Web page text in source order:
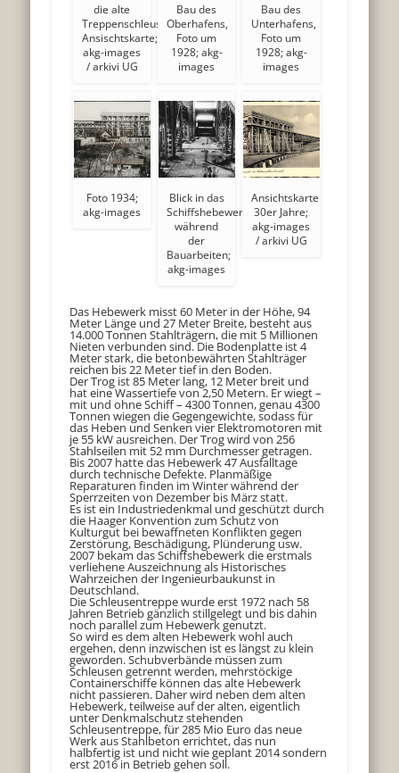
die alte
Treppenschleuse,
Ansischtskarte;
akg-images
/ arkivi UG
Bau des
Oberhafens,
Foto um
1928; akg-
images
Bau des
Unterhafens,
Foto um
1928; akg-
images
Foto 1934;
akg-images
Blick in das
Schiffshebewerk
während
der
Bauarbeiten;
akg-images
Ansichtskarte
30er Jahre;
akg-images
/ arkivi UG
Das Hebewerk misst 60 Meter in der Höhe, 94
Meter Länge und 27 Meter Breite, besteht aus
14.000 Tonnen Stahlträgern, die mit 5 Millionen
Nieten verbunden sind. Die Bodenplatte ist 4
Meter stark, die betonbewährten Stahlträger
reichen bis 22 Meter tief in den Boden.
Der Trog ist 85 Meter lang, 12 Meter breit und
hat eine Wassertiefe von 2,50 Metern. Er wiegt –
mit und ohne Schiff – 4300 Tonnen, genau 4300
Tonnen wiegen die Gegengewichte, sodass für
das Heben und Senken vier Elektromotoren mit
je 55 kW ausreichen. Der Trog wird von 256
Stahlseilen mit 52 mm Durchmesser getragen.
Bis 2007 hatte das Hebewerk 47 Ausfalltage
durch technische Defekte. Planmäßige
Reparaturen finden im Winter während der
Sperrzeiten von Dezember bis März statt.
Es ist ein Industriedenkmal und geschützt durch
die Haager Konvention zum Schutz von
Kulturgut bei bewaffneten Konflikten gegen
Zerstörung, Beschädigung, Plünderung usw.
2007 bekam das Schiffshebewerk die erstmals
verliehene Auszeichnung als Historisches
Wahrzeichen der Ingenieurbaukunst in
Deutschland.
Die Schleusentreppe wurde erst 1972 nach 58
Jahren Betrieb gänzlich stillgelegt und bis dahin
noch parallel zum Hebewerk genutzt.
So wird es dem alten Hebewerk wohl auch
ergehen, denn inzwischen ist es längst zu klein
geworden. Schubverbände müssen zum
Schleusen getrennt werden, mehrstöckige
Containerschiffe können das alte Hebewerk
nicht passieren. Daher wird neben dem alten
Hebewerk, teilweise auf der alten, eigentlich
unter Denkmalschutz stehenden
Schleusentreppe, für 285 Mio Euro das neue
Werk aus Stahlbeton errichtet, das nun
halbfertig ist und nicht wie geplant 2014 sondern
erst 2016 in Betrieb gehen soll.